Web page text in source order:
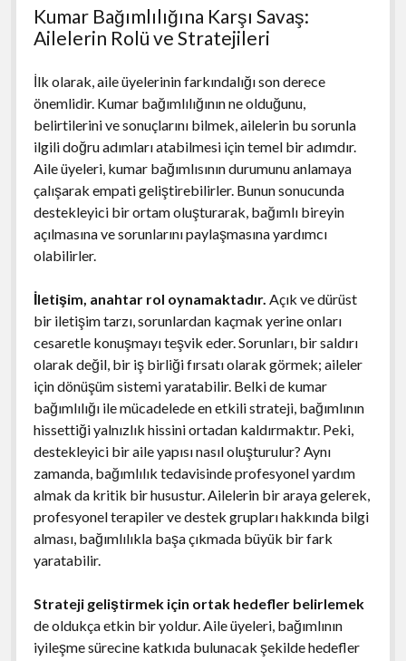
Kumar Bağımlılığına Karşı Savaş:
Ailelerin Rolü ve Stratejileri
İlk olarak, aile üyelerinin farkındalığı son derece
önemlidir. Kumar bağımlılığının ne olduğunu,
belirtilerini ve sonuçlarını bilmek, ailelerin bu sorunla
ilgili doğru adımları atabilmesi için temel bir adımdır.
Aile üyeleri, kumar bağımlısının durumunu anlamaya
çalışarak empati geliştirebilirler. Bunun sonucunda
destekleyici bir ortam oluşturarak, bağımlı bireyin
açılmasına ve sorunlarını paylaşmasına yardımcı
olabilirler.
İletişim, anahtar rol oynamaktadır. Açık ve dürüst
bir iletişim tarzı, sorunlardan kaçmak yerine onları
cesaretle konuşmayı teşvik eder. Sorunları, bir saldırı
olarak değil, bir iş birliği fırsatı olarak görmek; aileler
için dönüşüm sistemi yaratabilir. Belki de kumar
bağımlılığı ile mücadelede en etkili strateji, bağımlının
hissettiği yalnızlık hissini ortadan kaldırmaktır. Peki,
destekleyici bir aile yapısı nasıl oluşturulur? Aynı
zamanda, bağımlılık tedavisinde profesyonel yardım
almak da kritik bir husustur. Ailelerin bir araya gelerek,
profesyonel terapiler ve destek grupları hakkında bilgi
alması, bağımlılıkla başa çıkmada büyük bir fark
yaratabilir.
Strateji geliştirmek için ortak hedefler belirlemek
de oldukça etkin bir yoldur. Aile üyeleri, bağımlının
iyileşme sürecine katkıda bulunacak şekilde hedefler